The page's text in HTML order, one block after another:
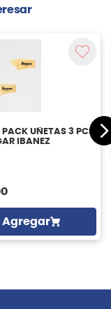
PACK UÑETAS 3 PCS
IBANEZ
Agregar